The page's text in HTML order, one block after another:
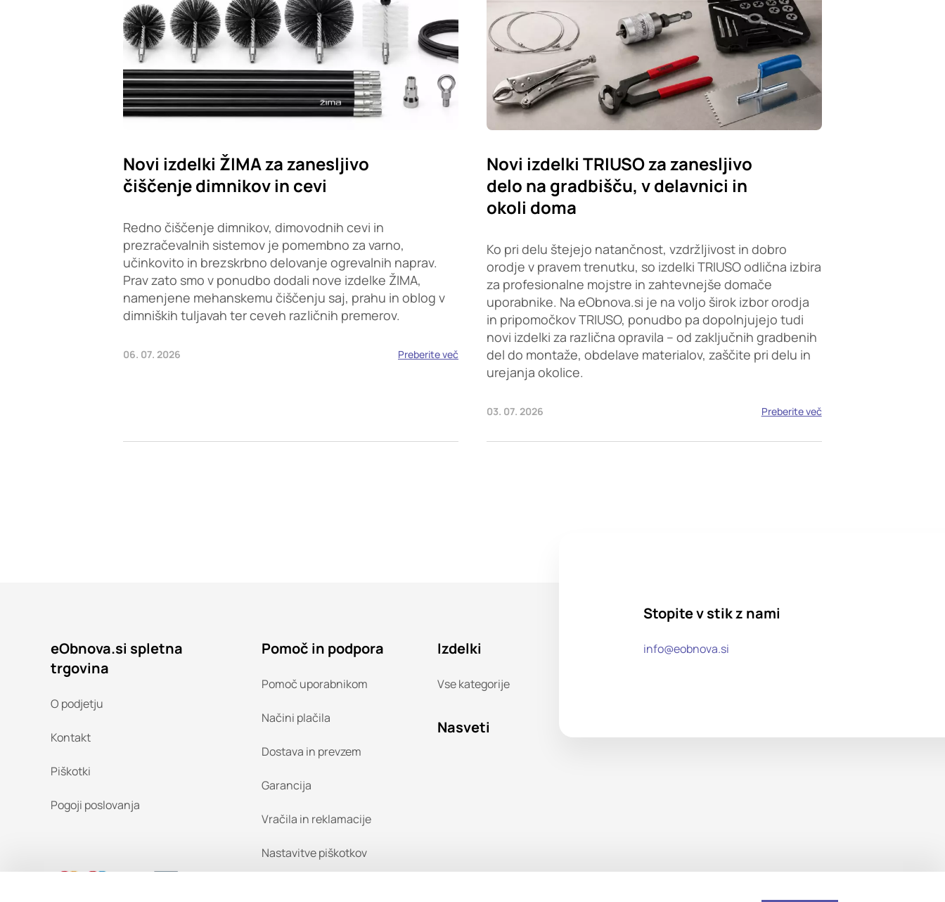
Novi izdelki ŽIMA za zanesljivo
čiščenje dimnikov in cevi
Redno čiščenje dimnikov, dimovodnih cevi in
prezračevalnih sistemov je pomembno za varno,
učinkovito in brezskrbno delovanje ogrevalnih naprav.
Prav zato smo v ponudbo dodali nove izdelke ŽIMA,
namenjene mehanskemu čiščenju saj, prahu in oblog v
dimniških tuljavah ter ceveh različnih premerov.
06. 07. 2026 Preberite več
Novi izdelki TRIUSO za zanesljivo
delo na gradbišču, v delavnici in
okoli doma
Ko pri delu štejejo natančnost, vzdržljivost in dobro
orodje v pravem trenutku, so izdelki TRIUSO odlična izbira
za profesionalne mojstre in zahtevnejše domače
uporabnike. Na eObnova.si je na voljo širok izbor orodja
in pripomočkov TRIUSO, ponudbo pa dopolnjujejo tudi
novi izdelki za različna opravila – od zaključnih gradbenih
del do montaže, obdelave materialov, zaščite pri delu in
urejanja okolice.
03. 07. 2026 Preberite več
eObnova.si spletna
trgovina
O podjetju
Kontakt
Piškotki
Pogoji poslovanja
Pomoč in podpora
Pomoč uporabnikom
Načini plačila
Dostava in prevzem
Garancija
Vračila in reklamacije
Nastavitve piškotkov
Izdelki
Vse kategorije
Nasveti
Stopite v stik z nami
info@eobnova.si